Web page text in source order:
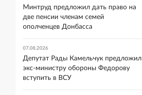
Минтруд предложил дать право на
две пенсии членам семей
ополченцев Донбасса
07.08.2026
Депутат Рады Камельчук предложил
экс-министру обороны Федорову
вступить в ВСУ